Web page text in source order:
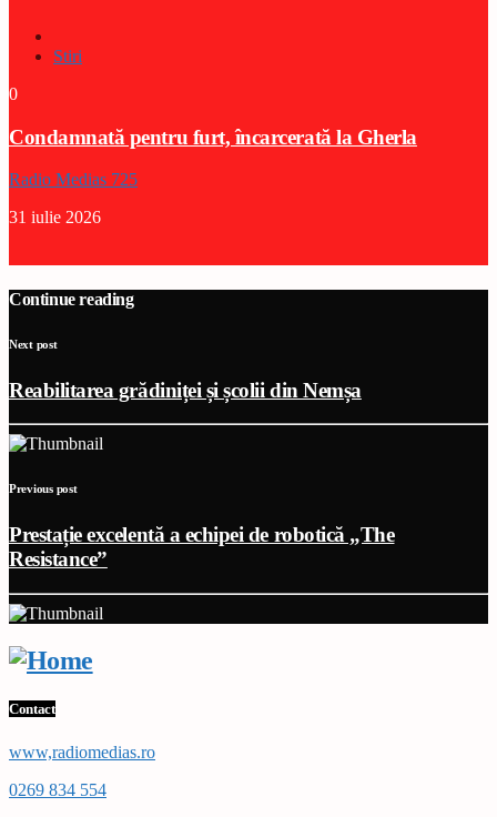
Stiri
0
Condamnată pentru furt, încarcerată la Gherla
Radio Medias 725
31 iulie 2026
Continue reading
Next post
Reabilitarea grădiniței și școlii din Nemșa
Previous post
Prestație excelentă a echipei de robotică „The
Resistance”
Contact
www,radiomedias.ro
0269 834 554